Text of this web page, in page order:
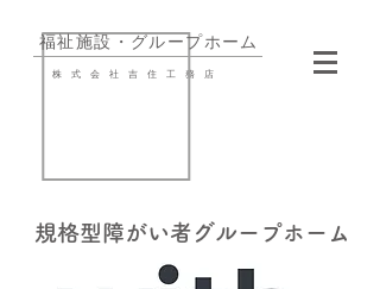
株式会社吉住工務店
​福祉施設・グループホーム
規格型障がい者グループホーム